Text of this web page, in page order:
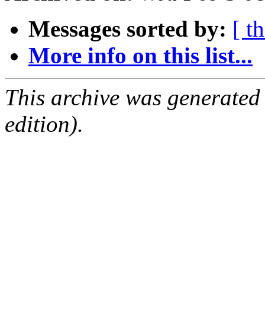
Messages sorted by: [
More info on this list...
This archive was
edition).